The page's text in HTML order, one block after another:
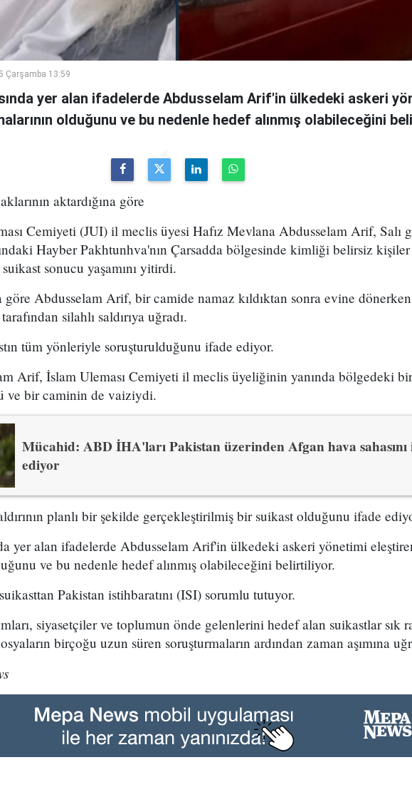
Çarşamba 13:59
yer alan ifadelerde Abdusselam Arif'in ülkedeki askeri
olduğunu ve bu nedenle hedef alınmış olabileceğini
aktardığına göre
Cemiyeti (JUI) il meclis üyesi Hafız Mevlana Abdusselam Arif, Salı
Hayber Pakhtunhva'nın Çarsadda bölgesinde kimliği belirsiz kişiler
suikast sonucu yaşamını yitirdi.
göre Abdusselam Arif, bir camide namaz kıldıktan sonra evine dönerken
silahlı saldırıya uğradı.
tüm yönleriyle soruşturulduğunu ifade ediyor.
Arif, İslam Uleması Cemiyeti il meclis üyeliğinin yanında bölgedeki bir
ve bir caminin de vaiziydi.
Mücahid: ABD İHA'ları Pakistan üzerinden Afgan hava
ediyor
planlı bir şekilde gerçekleştirilmiş bir suikast olduğunu ifade
yer alan ifadelerde Abdusselam Arif'in ülkedeki askeri yönetimi
ve bu nedenle hedef alınmış olabileceğini belirtiliyor.
Pakistan istihbaratını (ISI) sorumlu tutuyor.
siyasetçiler ve toplumun önde gelenlerini hedef alan suikastlar sık
birçoğu uzun süren soruşturmaların ardından zaman aşımına